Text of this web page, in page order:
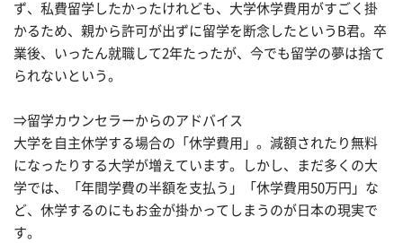
ず、私費留学したかったけれども、大学休学費用がすごく掛
かるため、親から許可が出ずに留学を断念したというB君。卒
業後、いったん就職して2年たったが、今でも留学の夢は捨て
られないという。
⇒留学カウンセラーからのアドバイス
大学を自主休学する場合の「休学費用」。減額されたり無料
になったりする大学が増えています。しかし、まだ多くの大
学では、「年間学費の半額を支払う」「休学費用50万円」な
ど、休学するのにもお金が掛かってしまうのが日本の現実で
す。